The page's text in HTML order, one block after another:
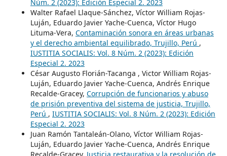
Núm. 2 (2023): Edición Especial 2. 2023
Walter Rafael Llaque-Sánchez, Víctor William Rojas-
Luján, Eduardo Javier Yache-Cuenca, Víctor Hugo
Lituma-Vera, Contaminación sonora en áreas urbanas
y el derecho ambiental equilibrado, Trujillo, Perú ,
IUSTITIA SOCIALIS: Vol. 8 Núm. 2 (2023): Edición
Especial 2. 2023
César Augusto Florián-Tacanga , Victor William Rojas-
Luján, Eduardo Javier Yache-Cuenca, Andrés Enrique
Recalde-Gracey, Corrupción de funcionarios y abuso
de prisión preventiva del sistema de justicia, Trujillo,
Perú , IUSTITIA SOCIALIS: Vol. 8 Núm. 2 (2023): Edición
Especial 2. 2023
Juan Ramón Tantaleán-Olano, Víctor William Rojas-
Luján, Eduardo Javier Yache-Cuenca, Andrés Enrique
Recalde-Gracey, Justicia restaurativa y la resolución de